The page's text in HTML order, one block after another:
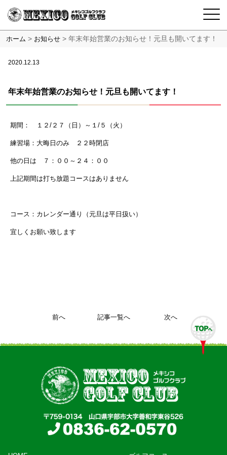
ホーム > お知らせ > 年末年始営業のお知らせ！元旦も開いてます！
2020.12.13
年末年始営業のお知らせ！元旦も開いてます！
期間： １２/２７（日）～１/５（火）
練習場：大晦日のみ ２２時閉店
他の日は ７：００～２４：００
上記期間は打ち放題コースはありません
コース：カレンダー通り（元旦は平日扱い）
宜しくお願い致します
前へ 記事一覧へ 次へ